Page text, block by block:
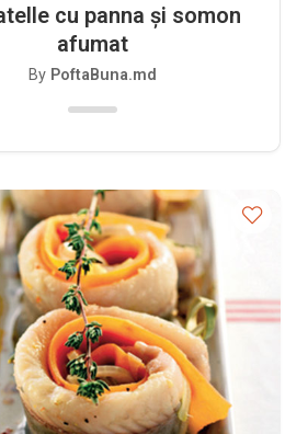
cu panna și somon
afumat
By PoftaBuna.md